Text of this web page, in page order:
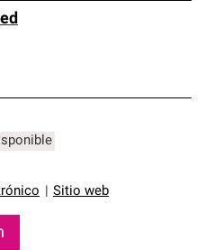
profesionales de techos
y requisitos estrictos
Sitio web